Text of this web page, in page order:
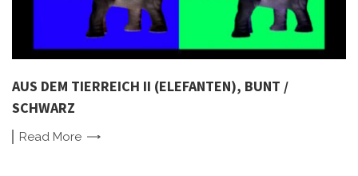
AUS DEM TIERREICH II (ELEFANTEN), BUNT /
SCHWARZ
Read More